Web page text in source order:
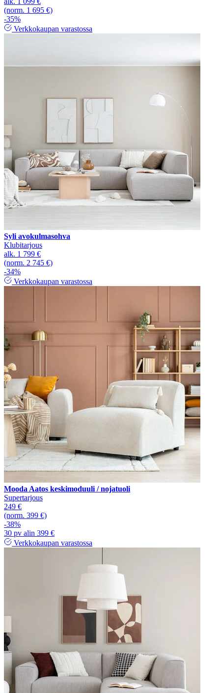
(norm. 1 695 €)
-35%
Verkkokaupan varastossa
Syli avokulmasohva
Klubitarjous
alk. 1 799 €
(norm. 2 745 €)
-34%
Verkkokaupan varastossa
Mooda Aatos keskimoduuli / nojatuoli
Supertarjous
249 €
(norm. 399 €)
-38%
30 pv alin 399 €
Verkkokaupan varastossa